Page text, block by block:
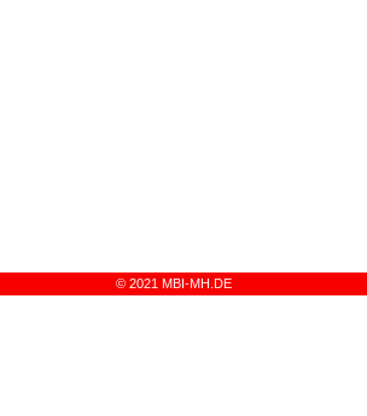
© 2021 MBI-MH.DE